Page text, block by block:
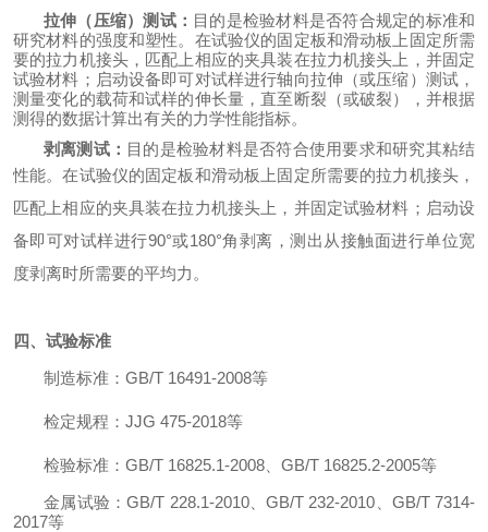
拉伸（压缩）测试： 目的是检验材料是否符合规定的标准和
研究材料的强度和塑性。 在试验仪的固定板和滑动板上固定所需
要的拉力机接头 ， 匹配上相应的夹具装在拉力机接头上，并固定
试验材料 ； 启动设备即可对试样进行轴向拉伸（或压缩） 测试，
测量变化的载荷和试样的伸长量，直至断裂（或破裂），并根据
测得的数据计算出有关的力学性能指标。
剥离测试： 目的是检验材料是否符合使用要求和研究其粘结
性能。在试验仪的固定板和滑动板上固定所需要的拉力机接头 ，
匹配上相应的夹具装在拉力机接头上，并固定试验材料 ； 启动设
备即可对试样进行90°或180°角剥离，测出从接触面进行单位宽
度剥离时所需要的平均力。
四、试验标准
制造标准： GB/T 16491-2008等
检定规程： JJG 475-2018等
检验标准： GB/T 16825.1-2008、GB/T 16825.2-2005等
金属试验：GB/T 228.1-2010、GB/T 232-2010、GB/T 7314-
2017等